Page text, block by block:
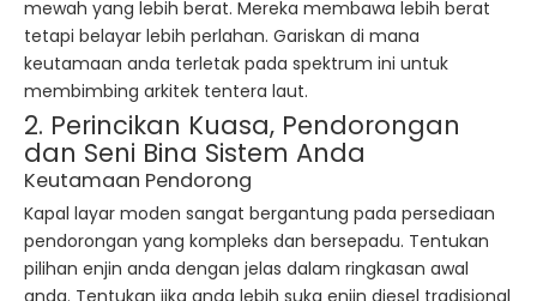
mewah yang lebih berat. Mereka membawa lebih berat
tetapi belayar lebih perlahan. Gariskan di mana
keutamaan anda terletak pada spektrum ini untuk
membimbing arkitek tentera laut.
2. Perincikan Kuasa, Pendorongan
dan Seni Bina Sistem Anda
Keutamaan Pendorong
Kapal layar moden sangat bergantung pada persediaan
pendorongan yang kompleks dan bersepadu. Tentukan
pilihan enjin anda dengan jelas dalam ringkasan awal
anda. Tentukan jika anda lebih suka enjin diesel tradisional